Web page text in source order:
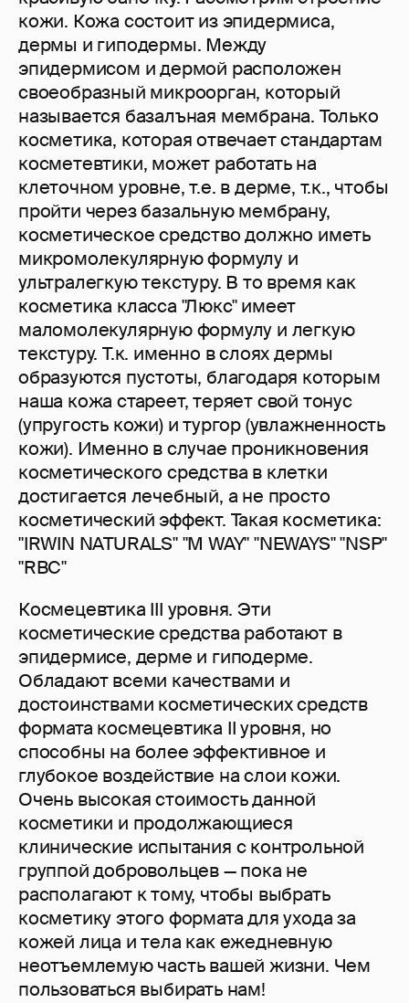
кожи. Кожа состоит из эпидермиса,
дермы и гиподермы. Между
эпидермисом и дермой расположен
своеобразный микроорган, который
называется базалъная мембрана. Только
косметика, которая отвечает стандартам
косметевтики, может работать на
клеточном уровне, т.е. в дерме, т.к., чтобы
пройти через базальную мембрану,
косметическое средство должно иметь
микромолекулярную формулу и
ультралегкую текстуру. В то время как
косметика класса "Люкс" имеет
маломолекулярную формулу и легкую
текстуру. Т.к. именно в слоях дермы
образуются пустоты, благодаря которым
наша кожа стареет, теряет свой тонус
(упругость кожи) и тургop (увлажненность
кожи). Именно в случае проникновения
косметического средства в клетки
достигается лечебный, а не просто
косметический эффект. Такая косметика:
"IRWIN NATURALS" "M WAY" "NEWAYS" "NSP"
"RBC"
Космецевтика III уровня. Эти
косметические средства работают в
эпидермисе, дерме и гиподерме.
Обладают всеми качествами и
достоинствами косметических средств
формата космецевтика II уровня, но
способны на более эффективное и
глубокое воздействие на слои кожи.
Очень высокая стоимость данной
косметики и продолжающиеся
клинические испытания с контрольной
группой добровольцев — пока не
располагают к тому, чтобы выбрать
косметику этого формата для ухода за
кожей лица и тела как ежедневную
неотъемлемую часть вашей жизни. Чем
пользоваться выбирать нам!